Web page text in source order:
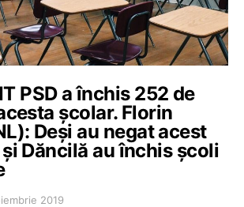
PSD a închis 252 de
școlar. Florin
Deși au negat acest
Dăncilă au închis școli
2019